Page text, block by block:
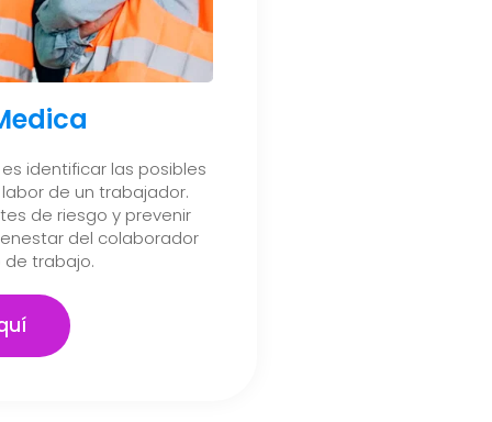
identificar las posibles
de un trabajador.
de riesgo y prevenir
del colaborador
trabajo.